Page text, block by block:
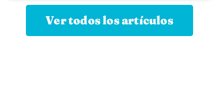
Ver todos los artículos